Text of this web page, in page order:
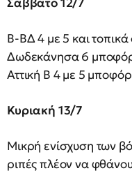
Β-ΒΔ 4 με 5 και τοπικά
Δωδεκάνησα 6
Αττική Β 4 με 5
Κυριακή 13/7
Μικρή ενίσχυση των
ριπές πλέον να